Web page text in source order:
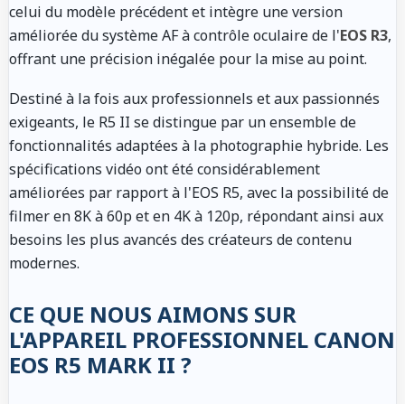
celui du modèle précédent et intègre une version
améliorée du système AF à contrôle oculaire de l'EOS R3,
offrant une précision inégalée pour la mise au point.
Destiné à la fois aux professionnels et aux passionnés
exigeants, le R5 II se distingue par un ensemble de
fonctionnalités adaptées à la photographie hybride. Les
spécifications vidéo ont été considérablement
améliorées par rapport à l'EOS R5, avec la possibilité de
filmer en 8K à 60p et en 4K à 120p, répondant ainsi aux
besoins les plus avancés des créateurs de contenu
modernes.
CE QUE NOUS AIMONS SUR
L'APPAREIL PROFESSIONNEL CANON
EOS R5 MARK II ?